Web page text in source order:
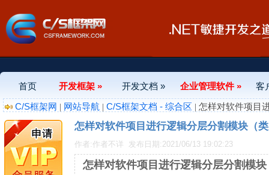
首页 开发框架 » 开发文档 » 企业管理软件 »
客
C/S框架网 | 网站导航 | C/S框架文档 - 综合区 | 怎样对软件项目
怎样对软件项目进行逻辑分层分割模块（
作者:作者不详 发布日期:2021/06/13 19:02:23
怎样对软件项目进行逻辑分层分割模